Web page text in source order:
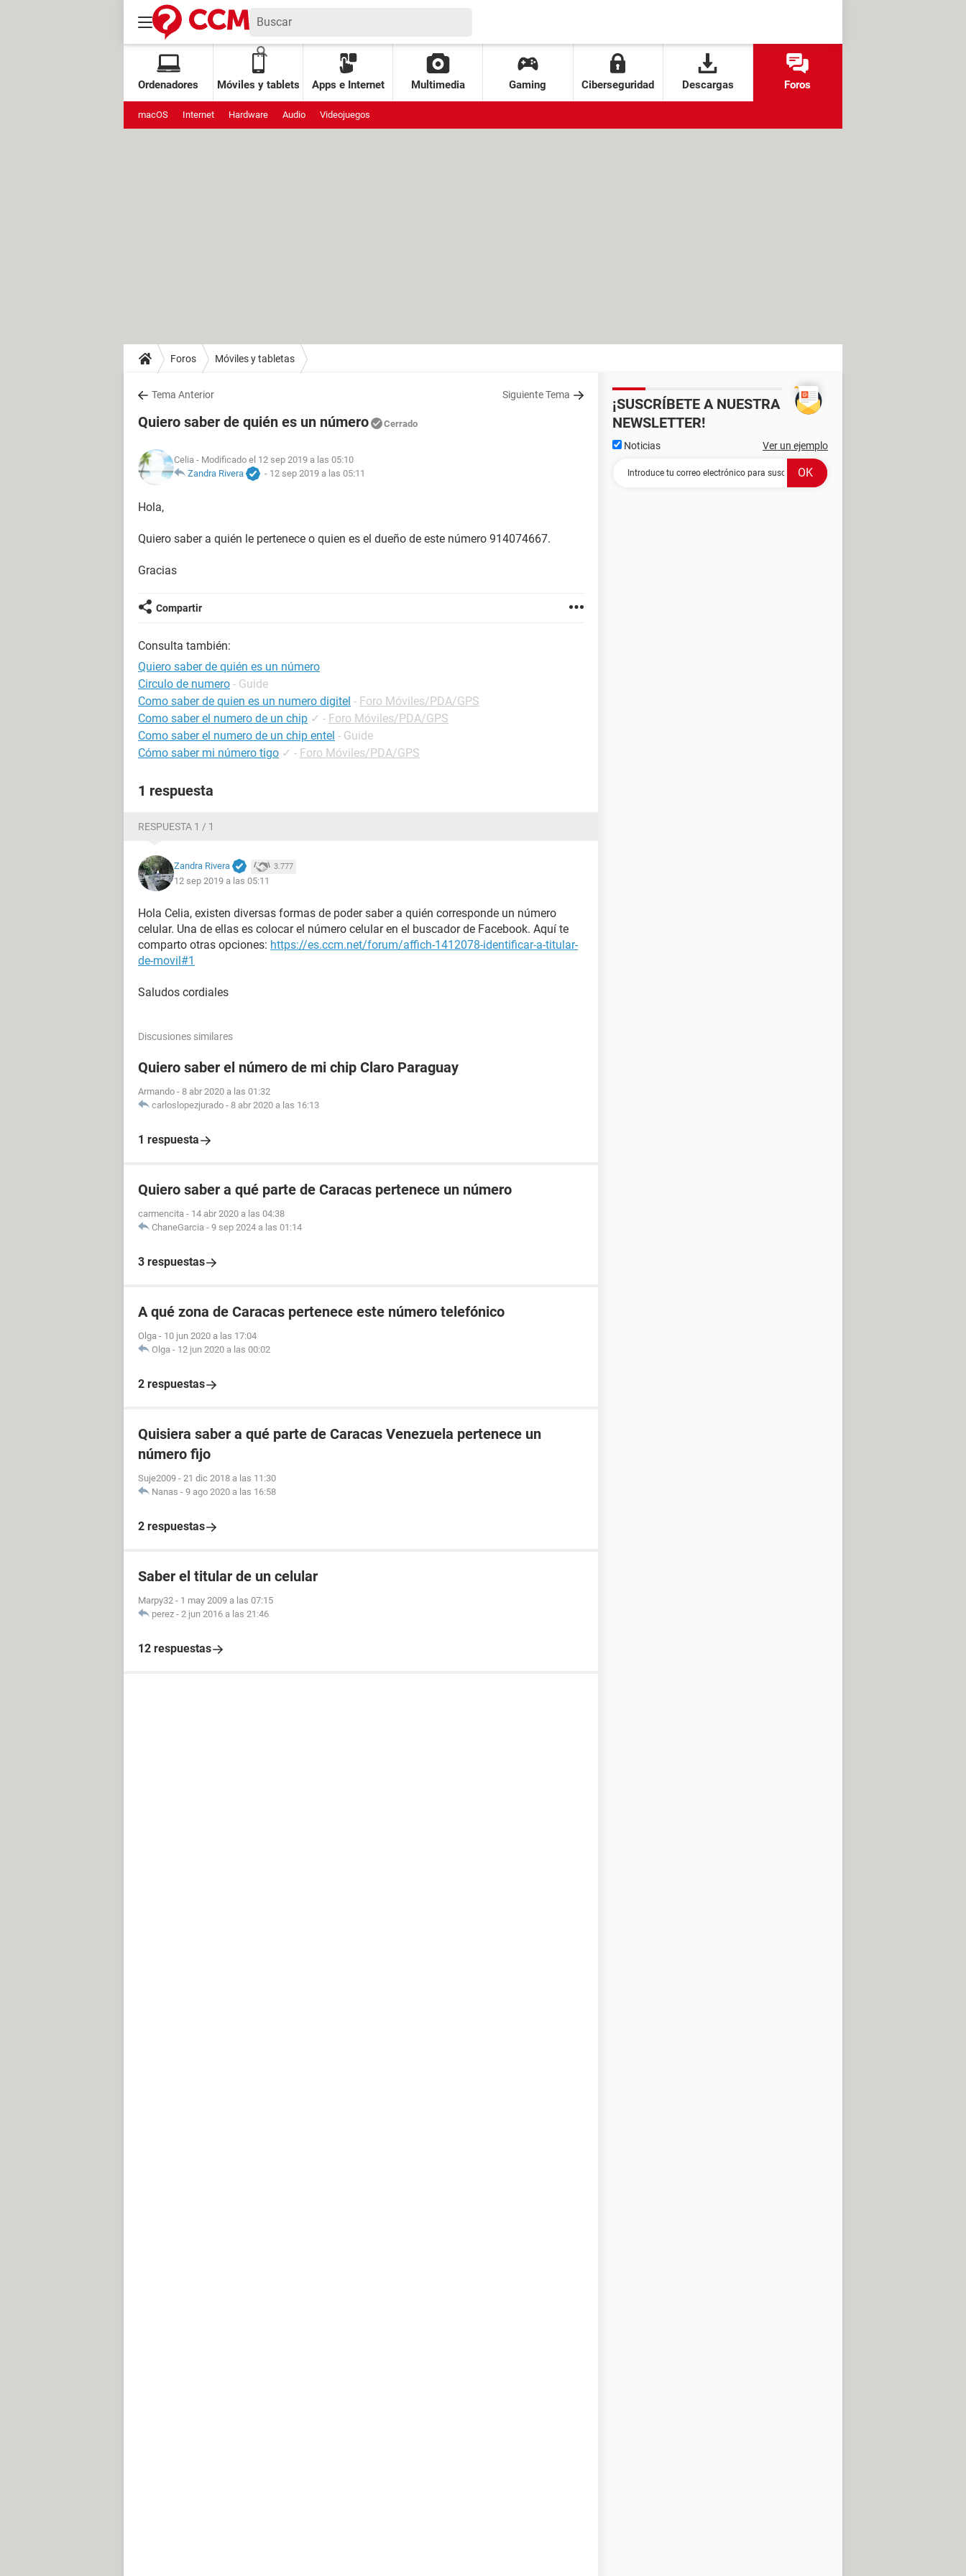
Ordenadores Móviles y tablets Apps e Internet Multimedia Gaming Ciberseguridad Descargas Foros
macOS Internet Hardware Audio Videojuegos
Foros Móviles y tabletas
Tema Anterior Siguiente Tema
Quiero saber de quién es un número Cerrado
Celia - Modificado el 12 sep 2019 a las 05:10
Zandra Rivera
- 12 sep 2019 a las 05:11
Hola,
Quiero saber a quién le pertenece o quien es el dueño de este número 914074667.
Gracias
Compartir
Consulta también:
Quiero saber de quién es un número
Circulo de numero - Guide
Como saber de quien es un numero digitel - Foro Móviles/PDA/GPS
Como saber el numero de un chip ✓ - Foro Móviles/PDA/GPS
Como saber el numero de un chip entel - Guide
Cómo saber mi número tigo ✓ - Foro Móviles/PDA/GPS
1 respuesta
RESPUESTA 1 / 1
Zandra Rivera 3.777
12 sep 2019 a las 05:11
Hola Celia, existen diversas formas de poder saber a quién corresponde un número
celular. Una de ellas es colocar el número celular en el buscador de Facebook. Aquí te
comparto otras opciones: https://es.ccm.net/forum/affich-1412078-identificar-a-titular-
de-movil#1
Saludos cordiales
Discusiones similares
Quiero saber el número de mi chip Claro Paraguay
Armando - 8 abr 2020 a las 01:32
carloslopezjurado - 8 abr 2020 a las 16:13
1 respuesta
Quiero saber a qué parte de Caracas pertenece un número
carmencita - 14 abr 2020 a las 04:38
ChaneGarcia - 9 sep 2024 a las 01:14
3 respuestas
A qué zona de Caracas pertenece este número telefónico
Olga - 10 jun 2020 a las 17:04
Olga - 12 jun 2020 a las 00:02
2 respuestas
Quisiera saber a qué parte de Caracas Venezuela pertenece un
número fijo
Suje2009 - 21 dic 2018 a las 11:30
Nanas - 9 ago 2020 a las 16:58
2 respuestas
Saber el titular de un celular
Marpy32 - 1 may 2009 a las 07:15
perez - 2 jun 2016 a las 21:46
12 respuestas
¡SUSCRÍBETE A NUESTRA
NEWSLETTER!
Noticias Ver un ejemplo